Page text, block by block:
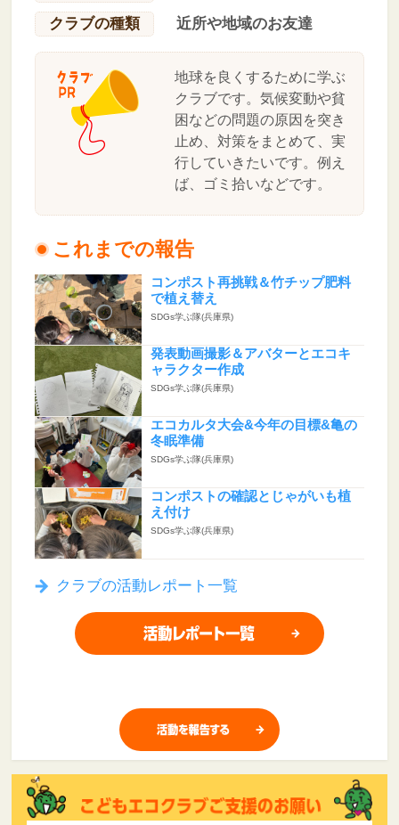
クラブの種類
近所や地域のお友達
地球を良くするために学ぶ
クラブです。気候変動や貧
困などの問題の原因を突き
止め、対策をまとめて、実
行していきたいです。例え
ば、ゴミ拾いなどです。
これまでの報告
コンポスト再挑戦＆竹チップ肥料
で植え替え
SDGs学ぶ隊(兵庫県)
発表動画撮影＆アバターとエコキ
ャラクター作成
SDGs学ぶ隊(兵庫県)
エコカルタ大会&今年の目標&亀の
冬眠準備
SDGs学ぶ隊(兵庫県)
コンポストの確認とじゃがいも植
え付け
SDGs学ぶ隊(兵庫県)
クラブの活動レポート一覧